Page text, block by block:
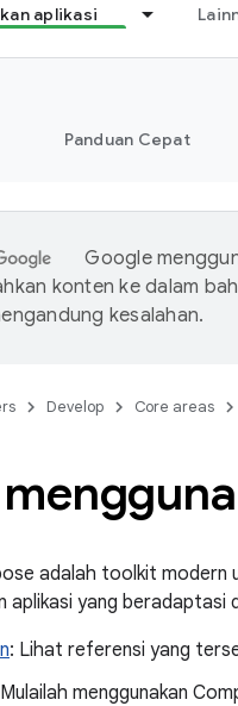
aplikasi
Panduan Cepat
Google
konten ke dalam
kesalahan.
Develop Core areas
adalah toolkit modern
aplikasi yang beradaptasi
: Lihat referensi yang
menggunakan